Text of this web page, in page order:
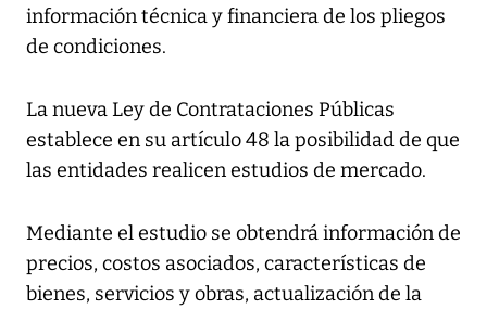
información técnica y financiera de los pliegos
de condiciones.
La nueva Ley de Contrataciones Públicas
establece en su artículo 48 la posibilidad de que
las entidades realicen estudios de mercado.
Mediante el estudio se obtendrá información de
precios, costos asociados, características de
bienes, servicios y obras, actualización de la